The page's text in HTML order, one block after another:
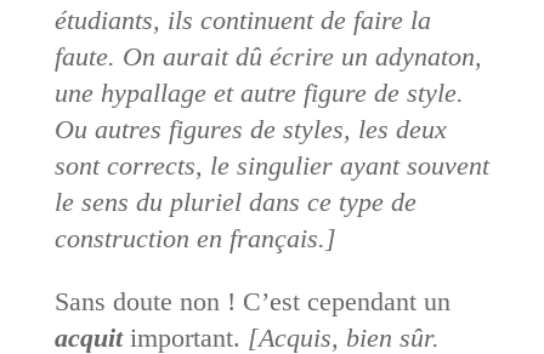
étudiants, ils continuent de faire la
faute. On aurait dû écrire un adynaton,
une hypallage et autre figure de style.
Ou autres figures de styles, les deux
sont corrects, le singulier ayant souvent
le sens du pluriel dans ce type de
construction en français.]
Sans doute non ! C’est cependant un
acquitimportant. [Acquis, bien sûr.